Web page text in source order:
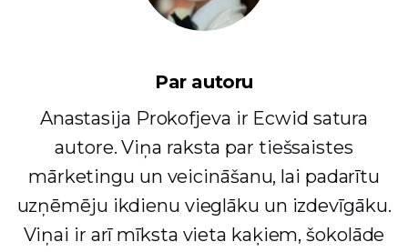
Par autoru
Anastasija Prokofjeva ir Ecwid satura
autore. Viņa raksta par tiešsaistes
mārketingu un veicināšanu, lai padarītu
uzņēmēju ikdienu vieglāku un izdevīgāku.
Viņai ir arī mīksta vieta kaķiem, šokolāde